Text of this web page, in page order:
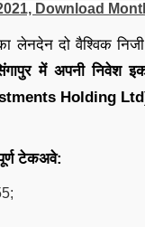
2021, Download
दो वैश्विक निजी
में अपनी निवेश
Holding
टेकअवे: